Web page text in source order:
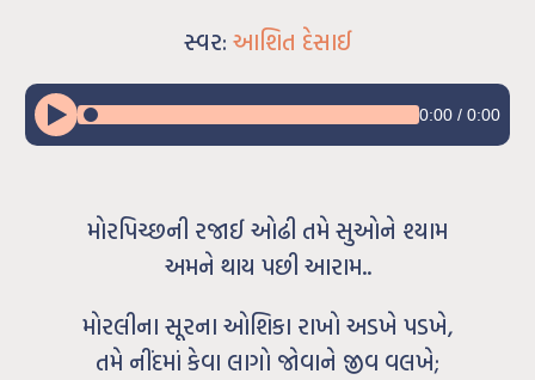
સ્વર: આશિત દેસાઈ
0:00/ 0:00
મોરપિચ્છની રજાઈ ઓઢી તમે સુઓને શ્યામ
અમને થાય પછી આરામ..
મોરલીના સૂરના ઓશિકા રાખો અડખે પડખે,
તમે નીંદમાં કેવા લાગો જોવાને જીવ વલખે;